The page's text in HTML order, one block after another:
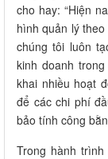
cho hay: “Hiện
hình quản lý
chúng tôi luôn
kinh doanh
khai nhiều hoạt
để các chi phí
bảo tính công
Trong hành